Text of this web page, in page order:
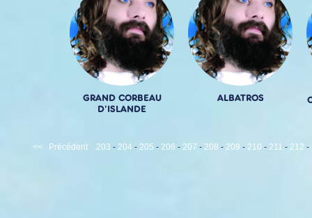
GRAND CORBEAU
D'ISLANDE
ALBATROS
<< Précédent 203 - 204 - 205 - 206 - 207 - 208 - 209 - 210 - 211 - 212 -